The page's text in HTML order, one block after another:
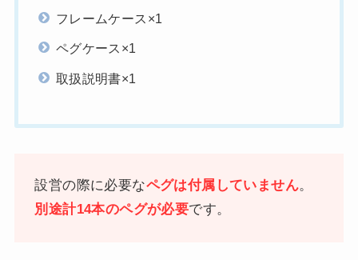
フレームケース×1
ペグケース×1
取扱説明書×1
設営の際に必要なペグは付属していません。
別途計14本のペグが必要です。